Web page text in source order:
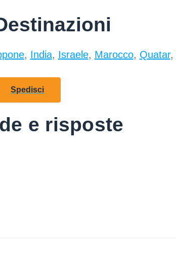
, India, Israele, Marocco, Quatar,
Spedisci
e risposte